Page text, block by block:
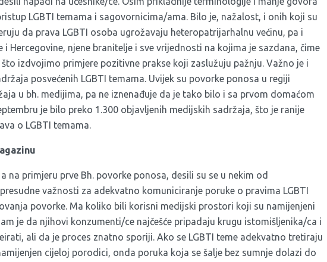
LGBTI temama i sagovornicima/ama. Bilo je, nažalost, i onih koji su
da prava LGBTI osoba ugrožavaju heteropatrijarhalnu većinu, pa i
Hercegovine, njene branitelje i sve vrijednosti na kojima je sazdana, čime
izdvojimo primjere pozitivne prakse koji zaslužuju pažnju. Važno je i
posvećenih LGBTI temama. Uvijek su povorke ponosa u regiji
u bh. medijima, pa ne iznenađuje da je tako bilo i sa prvom domaćom
je bilo preko 1.300 objavljenih medijskih sadržaja, što je ranije
o LGBTI temama.
na primjeru prve Bh. povorke ponosa, desili su se u nekim od
važnosti za adekvatno komuniciranje poruke o pravima LGBTI
povorke. Ma koliko bili korisni medijski prostori koji su namijenjeni
je da njihovi konzumenti/ce najčešće pripadaju krugu istomišljenika/ca i
ali da je proces znatno sporiji. Ako se LGBTI teme adekvatno tretiraju
cijeloj porodici, onda poruka koja se šalje bez sumnje dolazi do